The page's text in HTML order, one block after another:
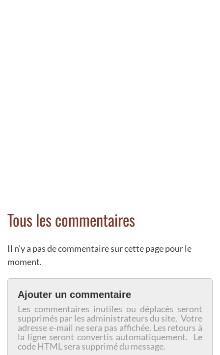
Tous les commentaires
Il n'y a pas de commentaire sur cette page pour le
moment.
Ajouter un commentaire
Les commentaires inutiles ou déplacés seront
supprimés par les administrateurs du site. Votre
adresse e-mail ne sera pas affichée. Les retours à
la ligne seront convertis automatiquement. Le
code HTML sera supprimé du message.